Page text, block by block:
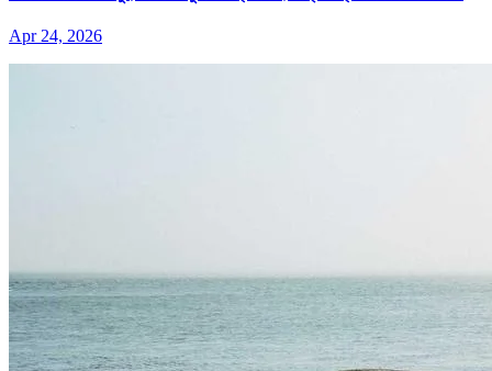
Apr 24, 2026